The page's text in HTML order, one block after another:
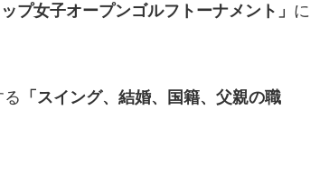
プ女子オープンゴルフトーナメント」 に
「スイング、結婚、国籍、父親の職